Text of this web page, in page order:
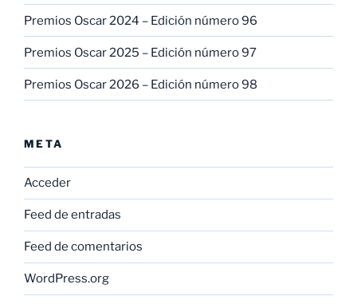
Premios Oscar 2024 – Edición número 96
Premios Oscar 2025 – Edición número 97
Premios Oscar 2026 – Edición número 98
META
Acceder
Feed de entradas
Feed de comentarios
WordPress.org